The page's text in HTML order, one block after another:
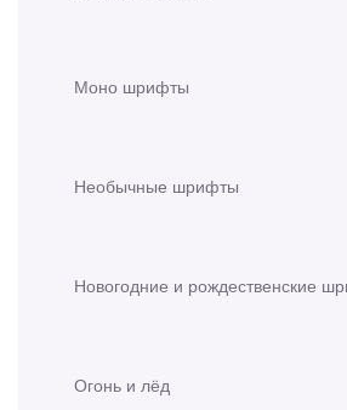
Моно шрифты
Необычные шрифты
Новогодние и рождественские
Огонь и лёд